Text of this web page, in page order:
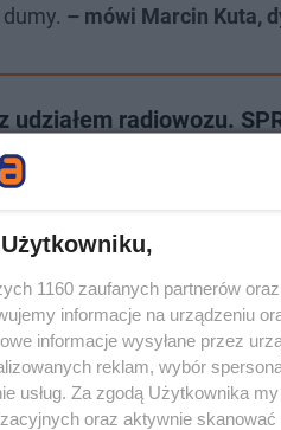
– mówi Marcin Kuta,
radiowozu.
1160 zaufanych partnerów
informacje na urządzeniu
informacje wysyłane przez
reklam, wybór
usług. Za zgodą Użytkownika
oraz aktywnie